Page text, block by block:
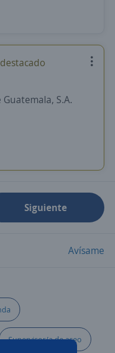
S.A.
Siguiente
Avísame
Supervisor/a de aseo